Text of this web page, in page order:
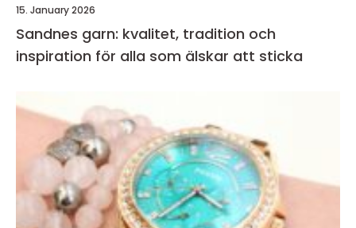
15. January 2026
Sandnes garn: kvalitet, tradition och
inspiration för alla som älskar att sticka